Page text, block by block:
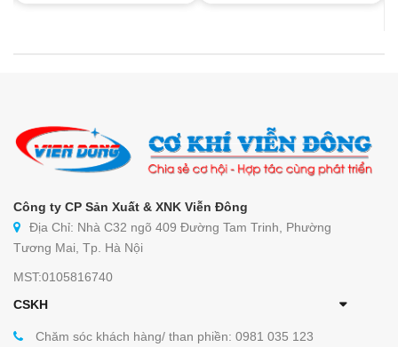
Công ty CP Sản Xuất & XNK Viễn Đông
Địa Chỉ: Nhà C32 ngõ 409 Đường Tam Trinh, Phường
Tương Mai, Tp. Hà Nội
MST:0105816740
CSKH
Chăm sóc khách hàng/ than phiền: 0981 035 123